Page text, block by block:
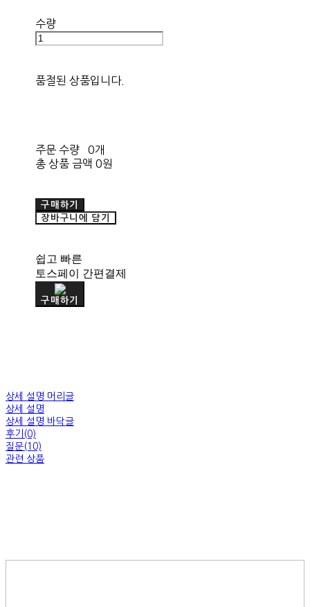
수량
품절된 상품입니다.
주문 수량
0개
총 상품 금액 0원
구매하기
장바구니에 담기
쉽고 빠른
토스페이 간편결제
구매하기
상세 설명 머리글
상세 설명
상세 설명 바닥글
후기(0)
질문(10)
관련 상품